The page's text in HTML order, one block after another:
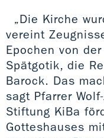
„Die Kirche
vereint
Epochen von
Spätgotik, die
Barock. Das
sagt Pfarrer
Stiftung KiBa
Gotteshauses